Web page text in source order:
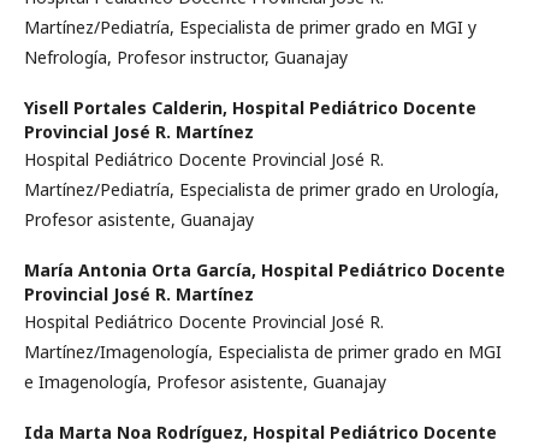
Martínez/Pediatría, Especialista de primer grado en MGI y
Nefrología, Profesor instructor, Guanajay
Yisell Portales Calderin, Hospital Pediátrico Docente
Provincial José R. Martínez
Hospital Pediátrico Docente Provincial José R.
Martínez/Pediatría, Especialista de primer grado en Urología,
Profesor asistente, Guanajay
María Antonia Orta García, Hospital Pediátrico Docente
Provincial José R. Martínez
Hospital Pediátrico Docente Provincial José R.
Martínez/Imagenología, Especialista de primer grado en MGI
e Imagenología, Profesor asistente, Guanajay
Ida Marta Noa Rodríguez, Hospital Pediátrico Docente